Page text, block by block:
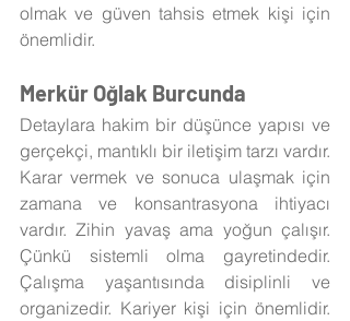
olmak ve güven tahsis etmek kişi için
önemlidir.
Merkür Oğlak Burcunda
Detaylara hakim bir düşünce yapısı ve
gerçekçi, mantıklı bir iletişim tarzı vardır.
Karar vermek ve sonuca ulaşmak için
zamana ve konsantrasyona ihtiyacı
vardır. Zihin yavaş ama yoğun çalışır.
Çünkü sistemli olma gayretindedir.
Çalışma yaşantısında disiplinli ve
organizedir. Kariyer kişi için önemlidir.